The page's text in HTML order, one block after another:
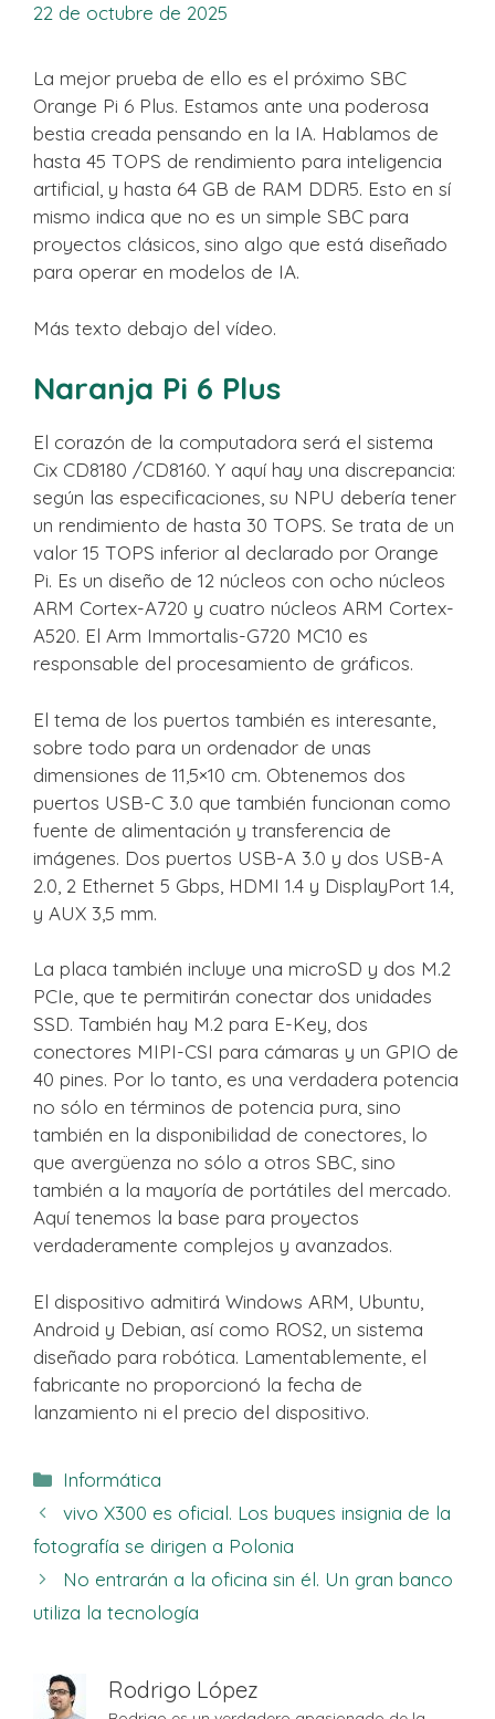
22 de octubre de 2025
La mejor prueba de ello es el próximo SBC
Orange Pi 6 Plus. Estamos ante una poderosa
bestia creada pensando en la IA. Hablamos de
hasta 45 TOPS de rendimiento para inteligencia
artificial, y hasta 64 GB de RAM DDR5. Esto en sí
mismo indica que no es un simple SBC para
proyectos clásicos, sino algo que está diseñado
para operar en modelos de IA.
Más texto debajo del vídeo.
Naranja Pi 6 Plus
El corazón de la computadora será el sistema
Cix CD8180 /CD8160. Y aquí hay una discrepancia:
según las especificaciones, su NPU debería tener
un rendimiento de hasta 30 TOPS. Se trata de un
valor 15 TOPS inferior al declarado por Orange
Pi. Es un diseño de 12 núcleos con ocho núcleos
ARM Cortex-A720 y cuatro núcleos ARM Cortex-
A520. El Arm Immortalis-G720 MC10 es
responsable del procesamiento de gráficos.
El tema de los puertos también es interesante,
sobre todo para un ordenador de unas
dimensiones de 11,5×10 cm. Obtenemos dos
puertos USB-C 3.0 que también funcionan como
fuente de alimentación y transferencia de
imágenes. Dos puertos USB-A 3.0 y dos USB-A
2.0, 2 Ethernet 5 Gbps, HDMI 1.4 y DisplayPort 1.4,
y AUX 3,5 mm.
La placa también incluye una microSD y dos M.2
PCIe, que te permitirán conectar dos unidades
SSD. También hay M.2 para E-Key, dos
conectores MIPI-CSI para cámaras y un GPIO de
40 pines. Por lo tanto, es una verdadera potencia
no sólo en términos de potencia pura, sino
también en la disponibilidad de conectores, lo
que avergüenza no sólo a otros SBC, sino
también a la mayoría de portátiles del mercado.
Aquí tenemos la base para proyectos
verdaderamente complejos y avanzados.
El dispositivo admitirá Windows ARM, Ubuntu,
Android y Debian, así como ROS2, un sistema
diseñado para robótica. Lamentablemente, el
fabricante no proporcionó la fecha de
lanzamiento ni el precio del dispositivo.
Categorías
Informática
vivo X300 es oficial. Los buques insignia de la
fotografía se dirigen a Polonia
No entrarán a la oficina sin él. Un gran banco
utiliza la tecnología
Rodrigo López